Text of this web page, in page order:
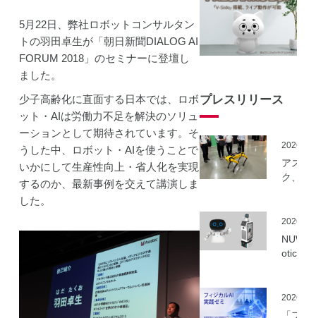
5月22日、弊社ロボットコンサルタン
トの羽田卓生が「朝日新聞DIALOG AI
FORUM 2018」のセミナーに登壇し
ました。
少子高齢化に直面する日本では、ロボ
ット・AIは労働力不足を解決のソリュ
ーションとして期待されています。そ
うした中、ロボット・AIを使うことで
いかにして生産性向上・省人化を実現
するのか、最新事例を交えて講演しま
した。
プレスリリース
アスラ
ク、
を活用
建設向
ボット
実施
NUWA
otics社
いを開
「フィ